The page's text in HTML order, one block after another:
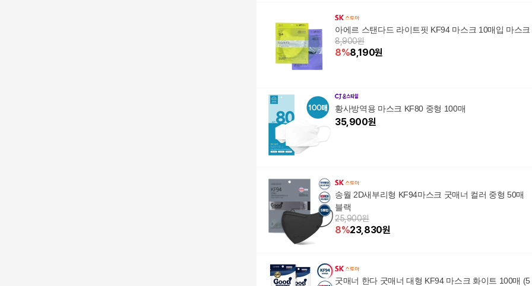
아에르 스탠다드 라이트핏 KF94 마스크 10매입 마스크
8,900원
8%8,190원
황사방역용 마스크 KF80 중형 100매
35,900원
송월 2D새부리형 KF94마스크 굿매너 컬러 중형 50매
블랙
25,900원
8%23,830원
굿매너 한다 굿매너 대형 KF94 마스크 화이트 100매 (5